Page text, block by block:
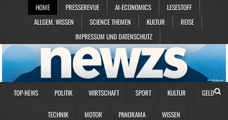
HOME PRESSEREVUE AI-ECONOMICS
LESESTOFF
ALLGEM. WISSEN
SCIENCE THEMEN KULTUR
REISE
IMPRESSUM UND DATENSCHUTZ
TOP-NEWS POLITIK WIRTSCHAFT SPORT KULTUR GELD
TECHNIK MOTOR PANORAMA WISSEN